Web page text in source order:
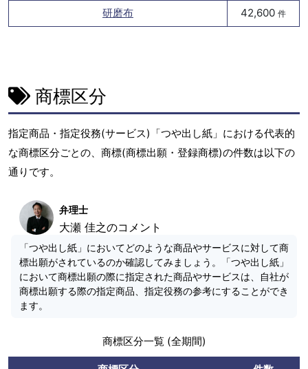
研磨布 42,600 件
商標区分
指定商品・指定役務(サービス)「つや出し紙」における代表的
な商標区分ごとの、商標(商標出願・登録商標)の件数は以下の
通りです。
弁理士
大瀬 佳之のコメント
「つや出し紙」においてどのような商品やサービスに対して商
標出願がされているのか確認してみましょう。「つや出し紙」
において商標出願の際に指定された商品やサービスは、自社が
商標出願する際の指定商品、指定役務の参考にすることができ
ます。
商標区分一覧 (全期間)